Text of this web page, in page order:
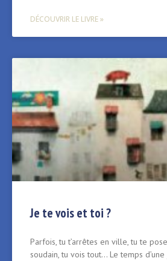
DÉCOUVRIR LE LIVRE »
Je te vois et toi ?
Parfois, tu t’arrêtes en ville, tu te
soudain, tu vois tout… Le temps